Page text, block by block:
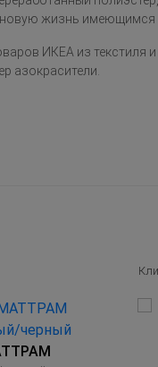
жизнь имеющимся
ИКЕА из текстиля
азокрасители.